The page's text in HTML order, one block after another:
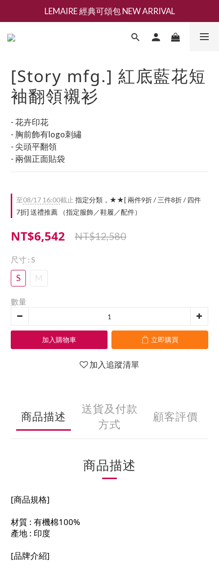
新會員募集現領抵用千元購物金
LEMAIRE 經典可頌包 NEW ARRIVAL
香氛 / 家居 / 餐廚 [ 全館折上兩件9折，三件享85折 】
[Story mfg.] 紅底藍花短
袖翻領襯衫
- 花卉印花
- 胸前飾有logo刺繡
- 尖頭平翻領
- 兩個正面貼袋
至08/17 16:00截止 指定分類，★★[ 兩件9折 / 三件8折 / 四件
7折] 送禮推薦 （指定服飾／鞋履／配件）
NT$6,542 NT$12,580
尺寸 : S
S M
數量
加入購物車 立即購買
加入追蹤清單
商品描述
送貨及付款
方式
顧客評價
商品描述
[商品規格]
材質 : 有機棉100%
產地 : 印度
[品牌介紹]